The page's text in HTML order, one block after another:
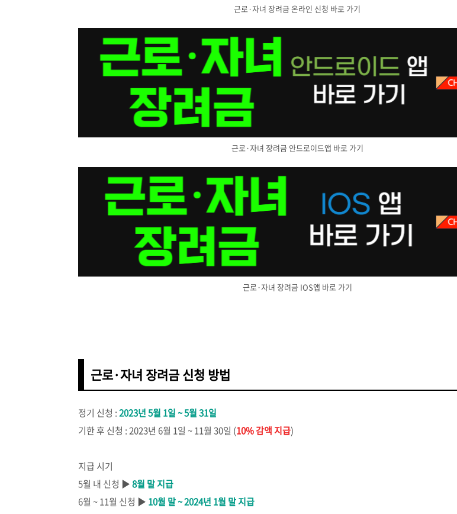
근로·자녀 장려금 온라인 신청 바로 가기
근로·자녀 장려금 안드로이드앱 바로 가기
근로·자녀 장려금 IOS앱 바로 가기
근로·자녀 장려금 신청 방법
정기 신청 :2023년 5월 1일 ~ 5월 31일
기한 후 신청 : 2023년 6월 1일 ~ 11월 30일 (10% 감액 지급)
지급 시기
5월 내 신청 ▶8월 말 지급
6월 ~ 11월 신청 ▶ 10월 말 ~ 2024년 1월 말 지급